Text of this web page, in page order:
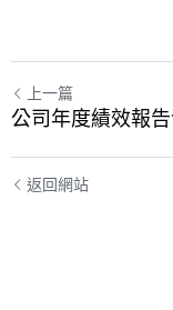
上一篇
公司年度績效報
返回網站